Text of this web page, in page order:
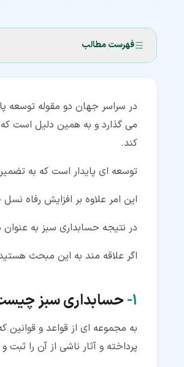
فهرست مطالب
۲‏- تاریخچه Green Accounting
۶‏- کاربرد حسابداری سبز چیست؟
۷‏- دلایل سودمندی حسابداری سبز چیست؟
۸‏- اهداف حسابداری سبز چیست؟
در سراسر جهان دو مقوله توسعه
می گذارد و به همین دلیل است
کند.
توسعه ای پایدار است که به
این امر علاوه بر افزایش رفاه
در نتیجه حسابداری سبز به
اگر علاقه مند به این مبحث
۱‏- حسابداری سبز
به مجموعه ای از قواعد و
پرداخته و آثار ناشی از آن را ثبت